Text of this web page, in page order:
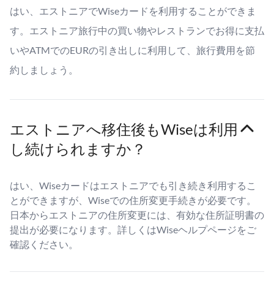
はい、エストニアでWiseカードを利用することができま
す。エストニア旅行中の買い物やレストランでお得に支払
いやATMでのEURの引き出しに利用して、旅行費用を節
約しましょう。
エストニアへ移住後もWiseは利用
し続けられますか？
はい、Wiseカードはエストニアでも引き続き利用するこ
とができますが、Wiseでの住所変更手続きが必要です。
日本からエストニアの住所変更には、有効な住所証明書の
提出が必要になります。詳しくはWiseヘルプページをご
確認ください。